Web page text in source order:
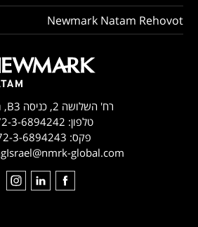
Newmark Natam Rehovot
רח' השלושה 2, כניסה B3, תל אביב
טלפון: 3-6894242
פקס: 3-6894243
global.com